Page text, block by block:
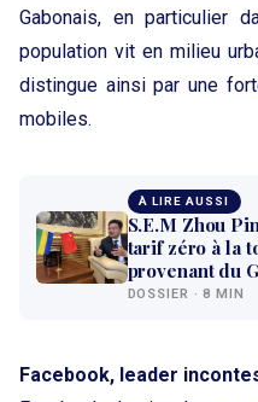
Gabonais, en particulier
population vit en milieu
distingue ainsi par une
mobiles.
À LIRE AUSSI
S.E.M Zhou
tarif zéro à la
provenant du
DOSSIER · 8 MIN
Facebook, leader